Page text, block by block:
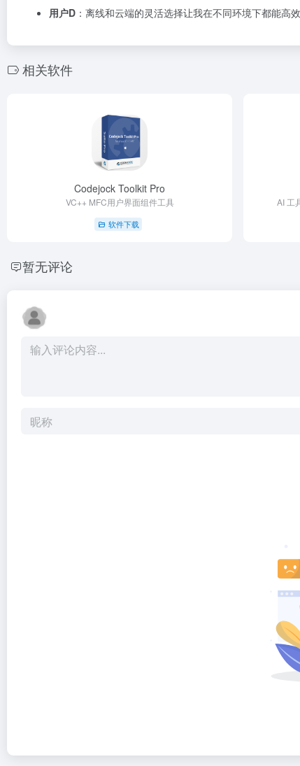
用户D ：离线和云端的灵活选择让我在不同环境下都能高
相关软件
Codejock Toolkit Pro
VC++ MFC用户界面组件工具
软件下载
AI 工
暂无评论